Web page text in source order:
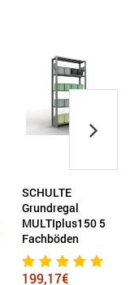
SCHULTE
Grundregal
MULTIplus150 5
Fachböden
199,17€